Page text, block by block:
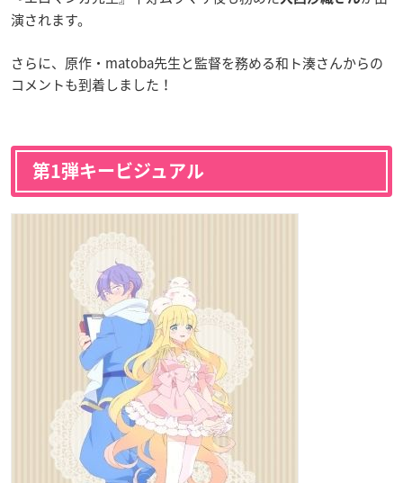
演されます。
さらに、原作・matoba先生と監督を務める和ト湊さんからの
コメントも到着しました！
第1弾キービジュアル